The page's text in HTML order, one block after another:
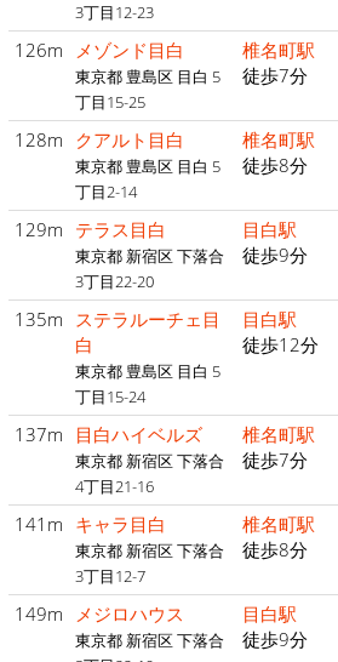
3丁目12-23
126m メゾンド目白
東京都 豊島区 目白 5
丁目15-25
椎名町駅
徒歩7分
128m クアルト目白
東京都 豊島区 目白 5
丁目2-14
椎名町駅
徒歩8分
129m テラス目白
東京都 新宿区 下落合
3丁目22-20
目白駅
徒歩9分
135m ステラルーチェ目
白
東京都 豊島区 目白 5
丁目15-24
目白駅
徒歩12分
137m 目白ハイベルズ
東京都 新宿区 下落合
4丁目21-16
椎名町駅
徒歩7分
141m キャラ目白
東京都 新宿区 下落合
3丁目12-7
椎名町駅
徒歩8分
149m メジロハウス
東京都 新宿区 下落合
目白駅
徒歩9分